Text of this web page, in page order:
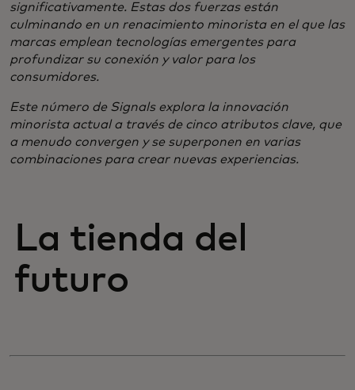
significativamente. Estas dos fuerzas están
culminando en un renacimiento minorista en el que las
marcas emplean tecnologías emergentes para
profundizar su conexión y valor para los
consumidores.
​Este número de Signals explora la innovación
minorista actual a través de cinco atributos clave, que
a menudo convergen y se superponen en varias
combinaciones para crear nuevas experiencias.
La tienda del
futuro